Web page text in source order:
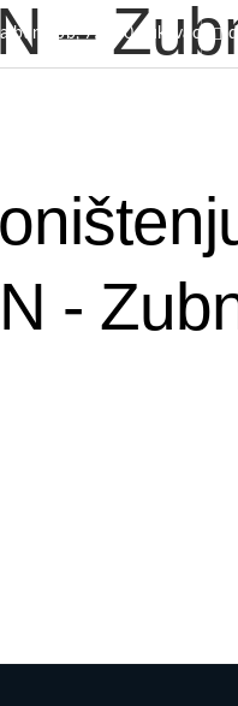
bana bb, 75300 Lukavac
–
-